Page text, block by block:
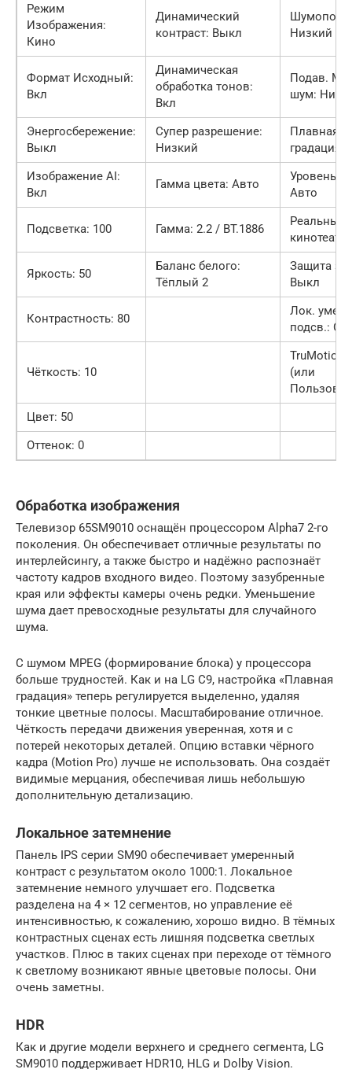
Режим
Изображения:
Кино
Динамический
контраст: Выкл
Низкий
Формат Исходный:
Вкл
Динамическая
обработка тонов:
Вкл
Подав.
шум:
Энергосбережение:
Выкл
Супер разрешение:
Низкий
Плавная
градация:
Изображение AI:
Вкл
Гамма цвета: Авто
Уровень
Авто
Подсветка: 100 Гамма: 2.2 / BT.1886
Реальный
Яркость: 50
Баланс белого:
Тёплый 2
Защита
Выкл
Контрастность: 80
Лок.
подсв.:
Чёткость: 10
TruMotion:
(или
Цвет: 50
Оттенок: 0
Обработка изображения
Телевизор 65SM9010 оснащён процессором Alpha7 2-го
поколения. Он обеспечивает отличные результаты по
интерлейсингу, а также быстро и надёжно распознаёт
частоту кадров входного видео. Поэтому зазубренные
края или эффекты камеры очень редки. Уменьшение
шума дает превосходные результаты для случайного
шума.
С шумом MPEG (формирование блока) у процессора
больше трудностей. Как и на LG C9, настройка «Плавная
градация» теперь регулируется выделенно, удаляя
тонкие цветные полосы. Масштабирование отличное.
Чёткость передачи движения уверенная, хотя и с
потерей некоторых деталей. Опцию вставки чёрного
кадра (Motion Pro) лучше не использовать. Она создаёт
видимые мерцания, обеспечивая лишь небольшую
дополнительную детализацию.
Локальное затемнение
Панель IPS серии SM90 обеспечивает умеренный
контраст с результатом около 1000:1. Локальное
затемнение немного улучшает его. Подсветка
разделена на 4 × 12 сегментов, но управление её
интенсивностью, к сожалению, хорошо видно. В тёмных
контрастных сценах есть лишняя подсветка светлых
участков. Плюс в таких сценах при переходе от тёмного
к светлому возникают явные цветовые полосы. Они
очень заметны.
HDR
Как и другие модели верхнего и среднего сегмента, LG
SM9010 поддерживает HDR10, HLG и Dolby Vision.